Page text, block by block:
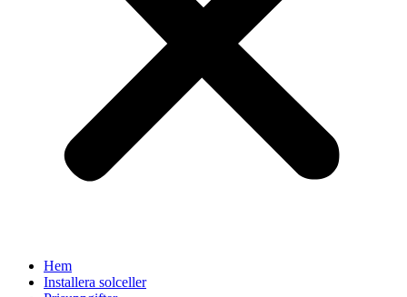
Hem
Installera solceller